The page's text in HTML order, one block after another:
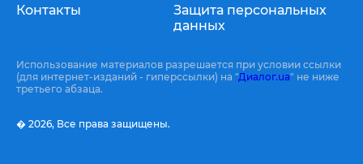
Контакты
Защита персональных
данных
Использование материалов разрешается при условии ссылки
(для интернет-изданий - гиперссылки) на "Диалог.ua" не ниже
третьего абзаца.
� 2026, Все права защищены.